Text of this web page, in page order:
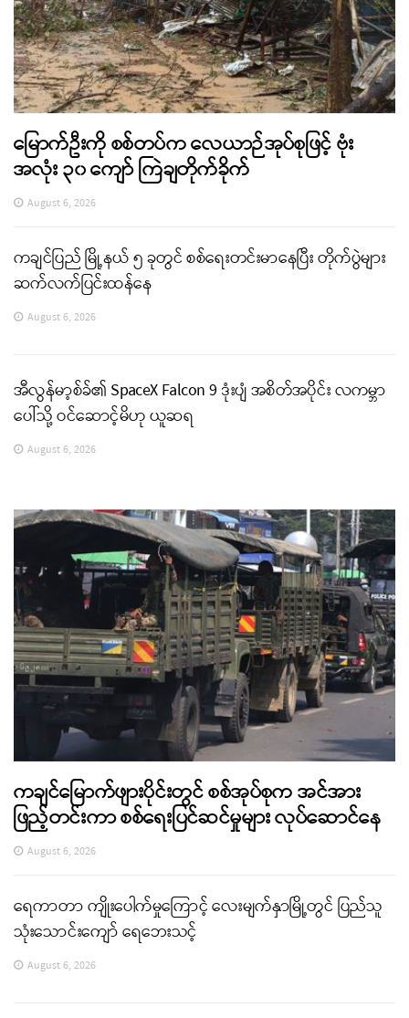
မြောက်ဦးကို စစ်တပ်က လေယာဉ်အုပ်စုဖြင့် ဗုံး
အလုံး ၃၀ ကျော် ကြဲချတိုက်ခိုက်
August 6, 2026
ကချင်ပြည် မြို့နယ် ၅ ခုတွင် စစ်ရေးတင်းမာနေပြီး တိုက်ပွဲများ
ဆက်လက်ပြင်းထန်နေ
August 6, 2026
အီလွန်မာ့စ်ခ်၏ SpaceX Falcon 9 ဒုံးပျံ အစိတ်အပိုင်း လကမ္ဘာ
ပေါ်သို့ ဝင်ဆောင့်မိဟု ယူဆရ
August 6, 2026
ကချင်မြောက်ဖျားပိုင်းတွင် စစ်အုပ်စုက အင်အား
ဖြည့်တင်းကာ စစ်ရေးပြင်ဆင်မှုများ လုပ်ဆောင်နေ
August 6, 2026
ရေကာတာ ကျိုးပေါက်မှုကြောင့် လေးမျက်နှာမြို့တွင် ပြည်သူ
သုံးသောင်းကျော် ရေဘေးသင့်
August 6, 2026